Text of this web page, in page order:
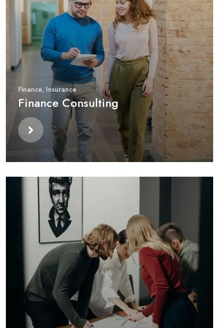
Finance, Insurance
Finance Consulting